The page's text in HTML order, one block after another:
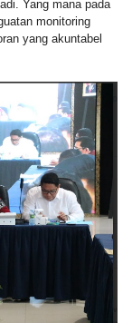
Yang mana pada
monitoring
yang akuntabel